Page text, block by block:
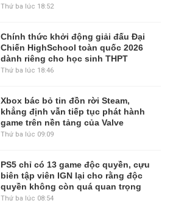
Thứ ba lúc 18:52
Chính thức khởi động giải đấu Đại
Chiến HighSchool toàn quốc 2026
dành riêng cho học sinh THPT
Thứ ba lúc 18:46
Xbox bác bỏ tin đồn rời Steam,
khẳng định vẫn tiếp tục phát hành
game trên nền tảng của Valve
Thứ ba lúc 09:09
PS5 chỉ có 13 game độc quyền, cựu
biên tập viên IGN lại cho rằng độc
quyền không còn quá quan trọng
Thứ ba lúc 08:54